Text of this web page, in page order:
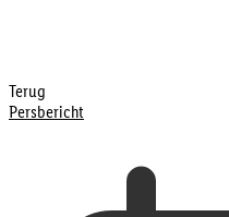
Terug
Persbericht